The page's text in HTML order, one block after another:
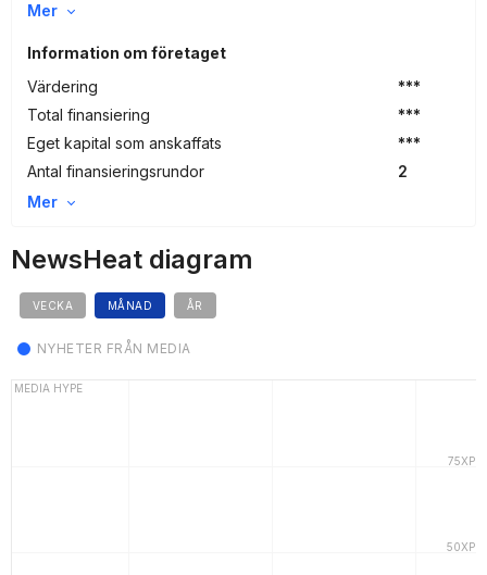
Mer
Information om företaget
Värdering
***
Total finansiering
***
Eget kapital som anskaffats
***
Antal finansieringsrundor
2
Mer
NewsHeat diagram
VECKA MÅNAD ÅR
NYHETER FRÅN MEDIA